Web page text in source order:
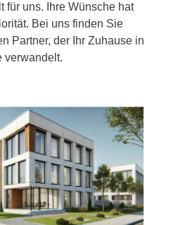
für uns. Ihre Wünsche hat
Bei uns finden Sie
Partner, der Ihr Zuhause in
verwandelt.